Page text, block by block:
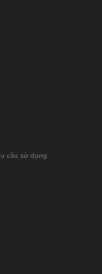
cầu sử dụng